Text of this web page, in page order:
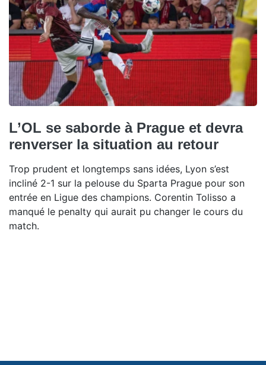
L’OL se saborde à Prague et devra
renverser la situation au retour
Trop prudent et longtemps sans idées, Lyon s’est
incliné 2-1 sur la pelouse du Sparta Prague pour son
entrée en Ligue des champions. Corentin Tolisso a
manqué le penalty qui aurait pu changer le cours du
match.